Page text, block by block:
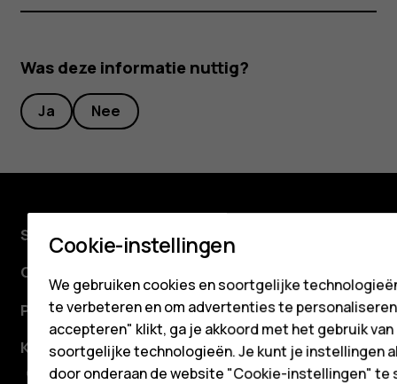
Voor bedrijven
Shop
Mijn account
Was deze informatie nuttig?
Ja Nee
Shop
Over ons
Planet and people
Klantenservice
Cookie-instellingen
We gebruiken cookies en soortgelijke
te verbeteren en om advertenties te
accepteren" klikt, ga je akkoord met het gebruik
soortgelijke technologieën. Je kunt je instellingen
door onderaan de website "Cookie-instellingen" te